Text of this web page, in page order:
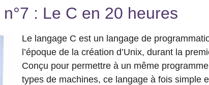
: Le C en 20 heures
Le langage C est un langage de
l’époque de la création d’Unix, durant la
Conçu pour permettre à un même
types de machines, ce langage à fois simple